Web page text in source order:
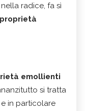
radice, fa sì
proprietà
emollienti
si tratta
e in particolare